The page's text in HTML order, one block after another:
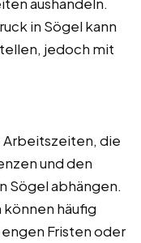
in Sögel kann
jedoch mit
Arbeitszeiten, die
und den
Sögel abhängen.
häufig
Fristen oder